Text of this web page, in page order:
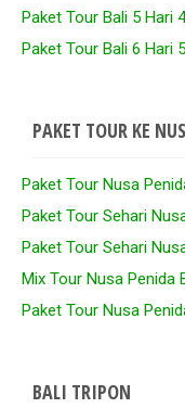
Paket Tour Bali 5 Hari
Paket Tour Bali 6 Hari
PAKET TOUR KE
Paket Tour Nusa
Paket Tour Sehari
Paket Tour Sehari
Mix Tour Nusa Penida
Paket Tour Nusa
BALI TRIPON